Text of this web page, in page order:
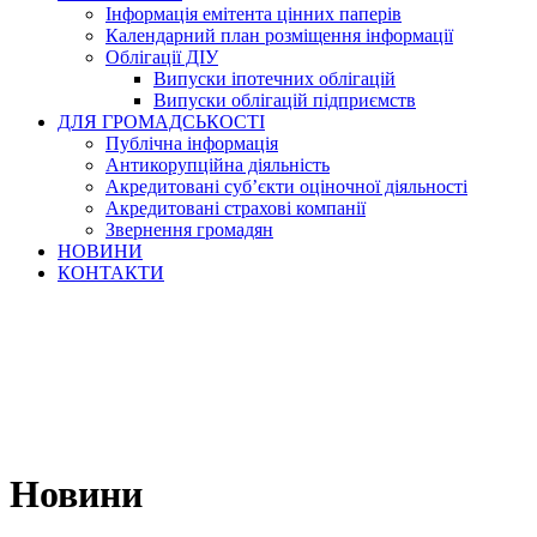
Інформація емітента цінних паперів
Календарний план розміщення інформації
Облігації ДІУ
Випуски іпотечних облігацій
Випуски облігацій підприємств
ДЛЯ ГРОМАДСЬКОСТІ
Публічна інформація
Антикорупційна діяльність
Акредитовані суб’єкти оціночної діяльності
Акредитовані страхові компанії
Звернення громадян
НОВИНИ
КОНТАКТИ
Новини